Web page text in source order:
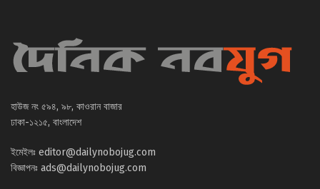
হাউজ নং ৫৯৪, ৯৮, কাওরান বাজার
ঢাকা-১২১৫, বাংলাদেশ
ইমেইলঃ editor@dailynobojug.com
বিজ্ঞাপনঃ ads@dailynobojug.com